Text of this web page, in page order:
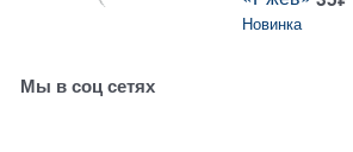
Новинка
Мы в соц сетях